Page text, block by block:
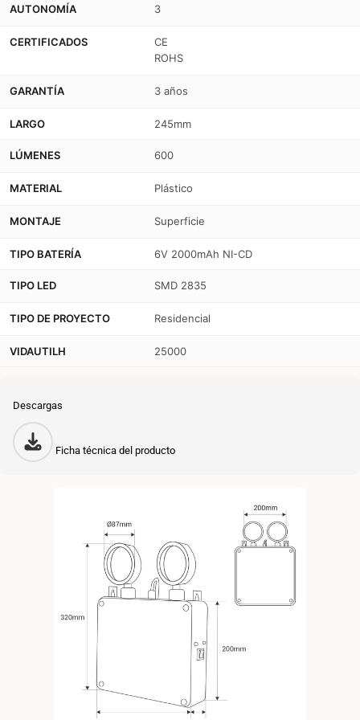
AUTONOMÍA 3
CERTIFICADOS
CE
ROHS
GARANTÍA 3 años
LARGO 245mm
LÚMENES 600
MATERIAL Plástico
MONTAJE Superficie
TIPO BATERÍA 6V 2000mAh NI-CD
TIPO LED SMD 2835
TIPO DE PROYECTO Residencial
VIDAUTILH 25000
Descargas
Ficha técnica del producto